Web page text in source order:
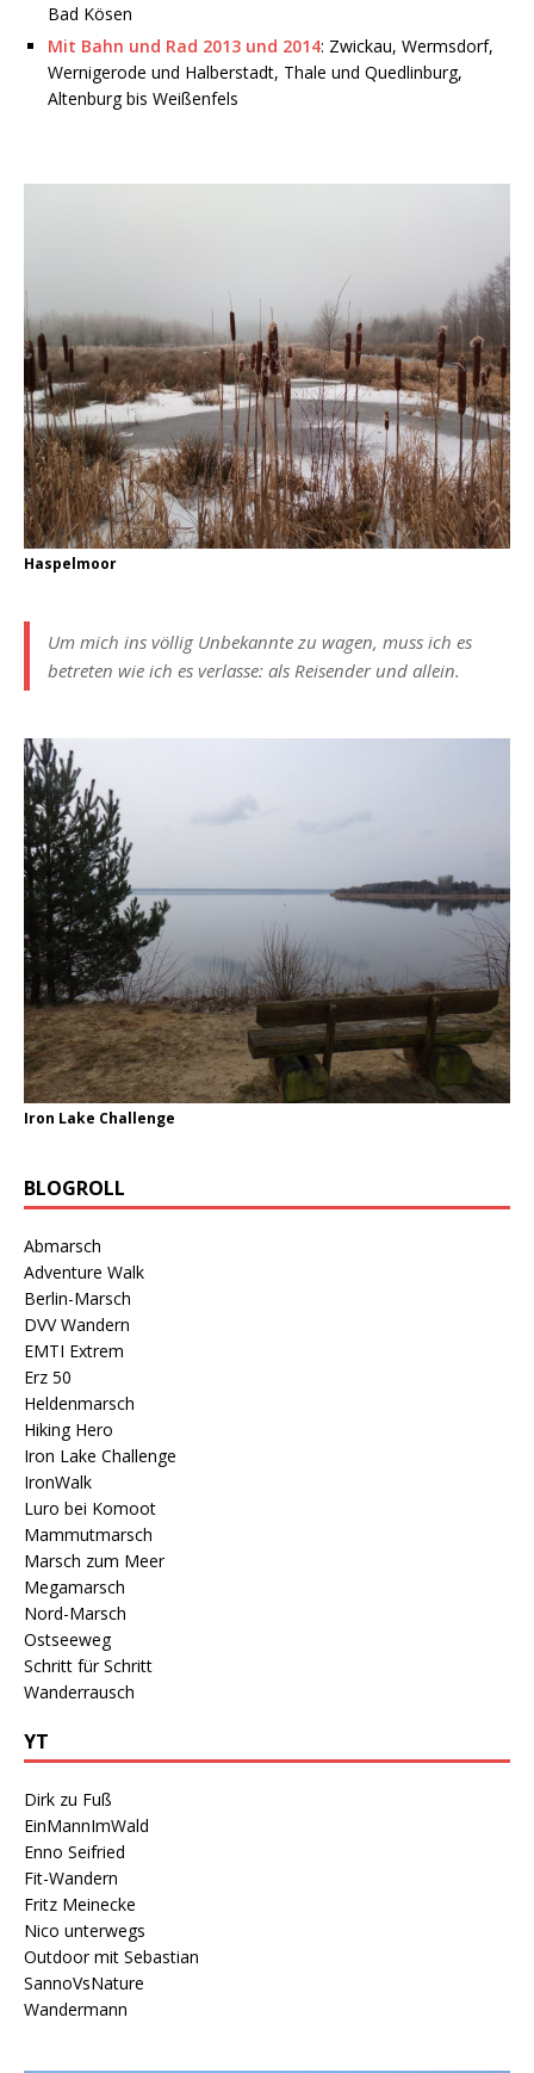
Bad Kösen
Mit Bahn und Rad 2013 und 2014: Zwickau, Wermsdorf,
Wernigerode und Halberstadt, Thale und Quedlinburg,
Altenburg bis Weißenfels
Haspelmoor
Um mich ins völlig Unbekannte zu wagen, muss ich es
betreten wie ich es verlasse: als Reisender und allein.
Iron Lake Challenge
BLOGROLL
Abmarsch
Adventure Walk
Berlin-Marsch
DVV Wandern
EMTI Extrem
Erz 50
Heldenmarsch
Hiking Hero
Iron Lake Challenge
IronWalk
Luro bei Komoot
Mammutmarsch
Marsch zum Meer
Megamarsch
Nord-Marsch
Ostseeweg
Schritt für Schritt
Wanderrausch
YT
Dirk zu Fuß
EinMannImWald
Enno Seifried
Fit-Wandern
Fritz Meinecke
Nico unterwegs
Outdoor mit Sebastian
SannoVsNature
Wandermann